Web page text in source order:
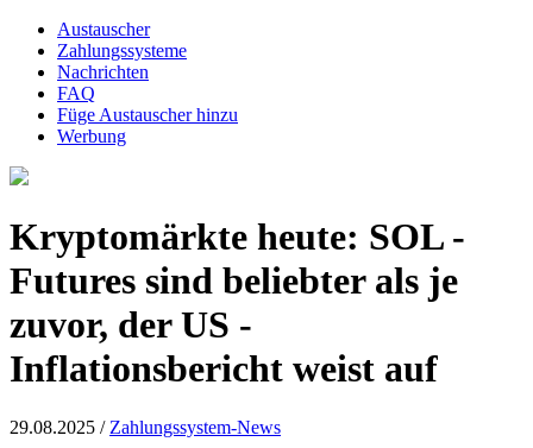
Austauscher
Zahlungssysteme
Nachrichten
FAQ
Füge Austauscher hinzu
Werbung
Kryptomärkte heute: SOL -
Futures sind beliebter als je
zuvor, der US -
Inflationsbericht weist auf
29.08.2025 / Zahlungssystem-News